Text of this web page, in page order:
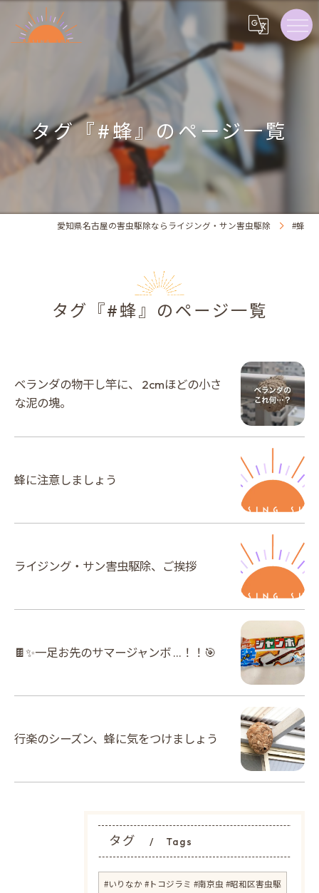
タグ『#蜂』のページ一覧
愛知県名古屋の害虫駆除ならライジング・サン害虫駆除 #蜂
タグ『#蜂』のページ一覧
ベランダの物干し竿に、 2cmほどの小さ
な泥の塊。
蜂に注意しましょう
ライジング・サン害虫駆除、ご挨拶
🍫✨一足お先のサマージャンボ …！！🎯
行楽のシーズン、蜂に気をつけましょう
タグ Tags
#いりなか #トコジラミ #南京虫 #昭和区害虫駆